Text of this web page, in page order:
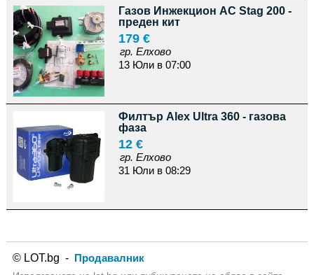
Газов Инжекцион AC Stag 200 -
преден кит
179 €
гр. Елхово
13 Юли в 07:00
Филтър Alex Ultra 360 - газова
фаза
12 €
гр. Елхово
31 Юли в 08:29
© LOT.bg - Продавалник